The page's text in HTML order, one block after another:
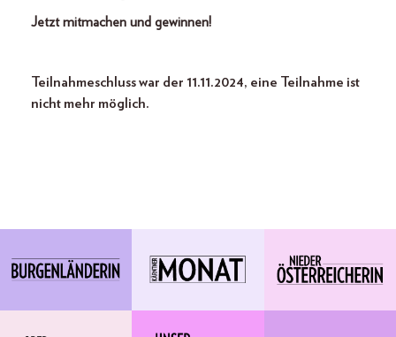
Jetzt mitmachen und gewinnen!
Teilnahmeschluss war der 11.11.2024, eine Teilnahme ist
nicht mehr möglich.